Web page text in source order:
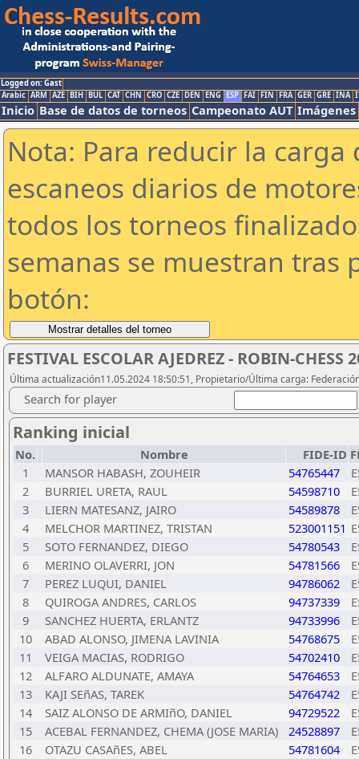
Logged on: Gast
Arabic ARM AZE BIH BUL CAT CHN CRO CZE DEN ENG ESP FAI FIN FRA GER GRE INA
Inicio Base de datos de torneos Campeonato AUT Imágenes
Nota: Para reducir la
escaneos diarios de
todos los torneos
semanas se muestran tras
botón:
FESTIVAL ESCOLAR AJEDREZ - ROBIN-CHESS
Última actualización11.05.2024 18:50:51, Propietario/Última carga:
Search for player
Ranking inicial
No. Nombre FIDE-ID
1
MANSOR HABASH, ZOUHEIR 54765447
2
BURRIEL URETA, RAUL 54598710
3
LIERN MATESANZ, JAIRO 54589878
4
MELCHOR MARTINEZ, TRISTAN 523001151
5
SOTO FERNANDEZ, DIEGO 54780543
6
MERINO OLAVERRI, JON 54781566
7
PEREZ LUQUI, DANIEL 94786062
8
QUIROGA ANDRES, CARLOS 94737339
9
SANCHEZ HUERTA, ERLANTZ 94733996
10
ABAD ALONSO, JIMENA LAVINIA 54768675
11
VEIGA MACIAS, RODRIGO 54702410
12
ALFARO ALDUNATE, AMAYA 54764653
13
KAJI SEñAS, TAREK 54764742
14
SAIZ ALONSO DE ARMIñO, DANIEL 94729522
15
ACEBAL FERNANDEZ, CHEMA (JOSE MARIA) 24528897
16
OTAZU CASAñES, ABEL 54781604